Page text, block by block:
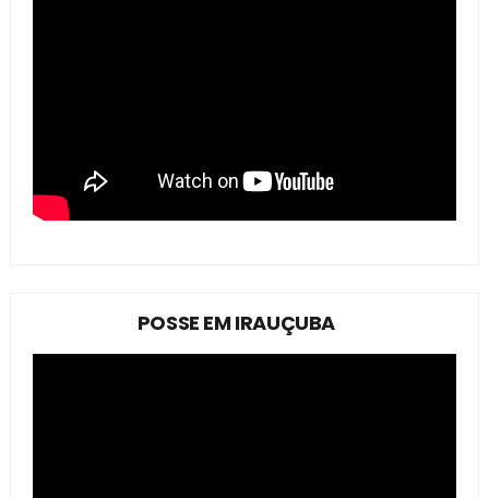
POSSE EM IRAUÇUBA